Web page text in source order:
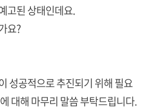
고된 상태인데요.
요?
성공적으로 추진되기 위해 필요
대해 마무리 말씀 부탁드립니다.